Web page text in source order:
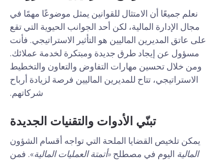
نعلم جميعًا أن الامتثال للقوانين يمثل موضوعًا مهمًا في
مجال الإدارة المالية، لكن أحد الجوانب الحيوية التي تقع
على عاتق المديرين الماليين هو التأثير الاستراتيجي. فأنت
مسؤول عن إيجاد طرق جديدة ومبتكرة لخدمة عملائك.
ومن خلال تحسين مهارات التفاوض والتعاون والتخطيط
الاستراتيجي، تتاح للمديرين الماليين فرصة لزيادة أرباح
شركاتهم.
تبنّي الأدوات والتقنيات الجديدة
يمكن تلخيص القضايا الملحة التي تواجه أقسام الشؤون
المالية اليوم في مصطلح «أتمتة العمليات المالية». فمن